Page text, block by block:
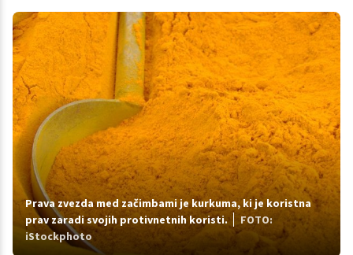
Prava zvezda med začimbami je kurkuma, ki je koristna
prav zaradi svojih protivnetnih koristi.
FOTO:
iStockphoto